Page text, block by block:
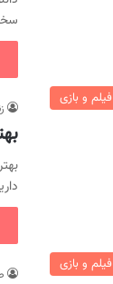
فیلم و بازی
فیلم و بازی